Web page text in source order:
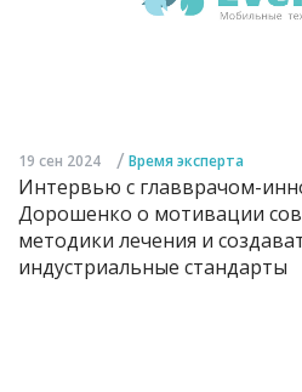
19 сен 2024 / Время эксперта
Интервью с главврачом-
Дорошенко о мотивации
методики лечения и
индустриальные стандарты